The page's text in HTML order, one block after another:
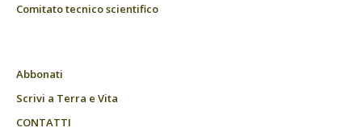
Comitato tecnico scientifico
Abbonati
Scrivi a Terra e Vita
CONTATTI